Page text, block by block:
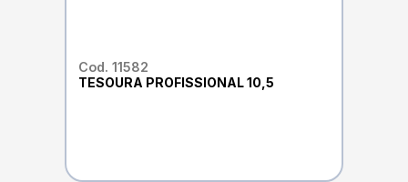
Cod. 11582
TESOURA PROFISSIONAL 10,5